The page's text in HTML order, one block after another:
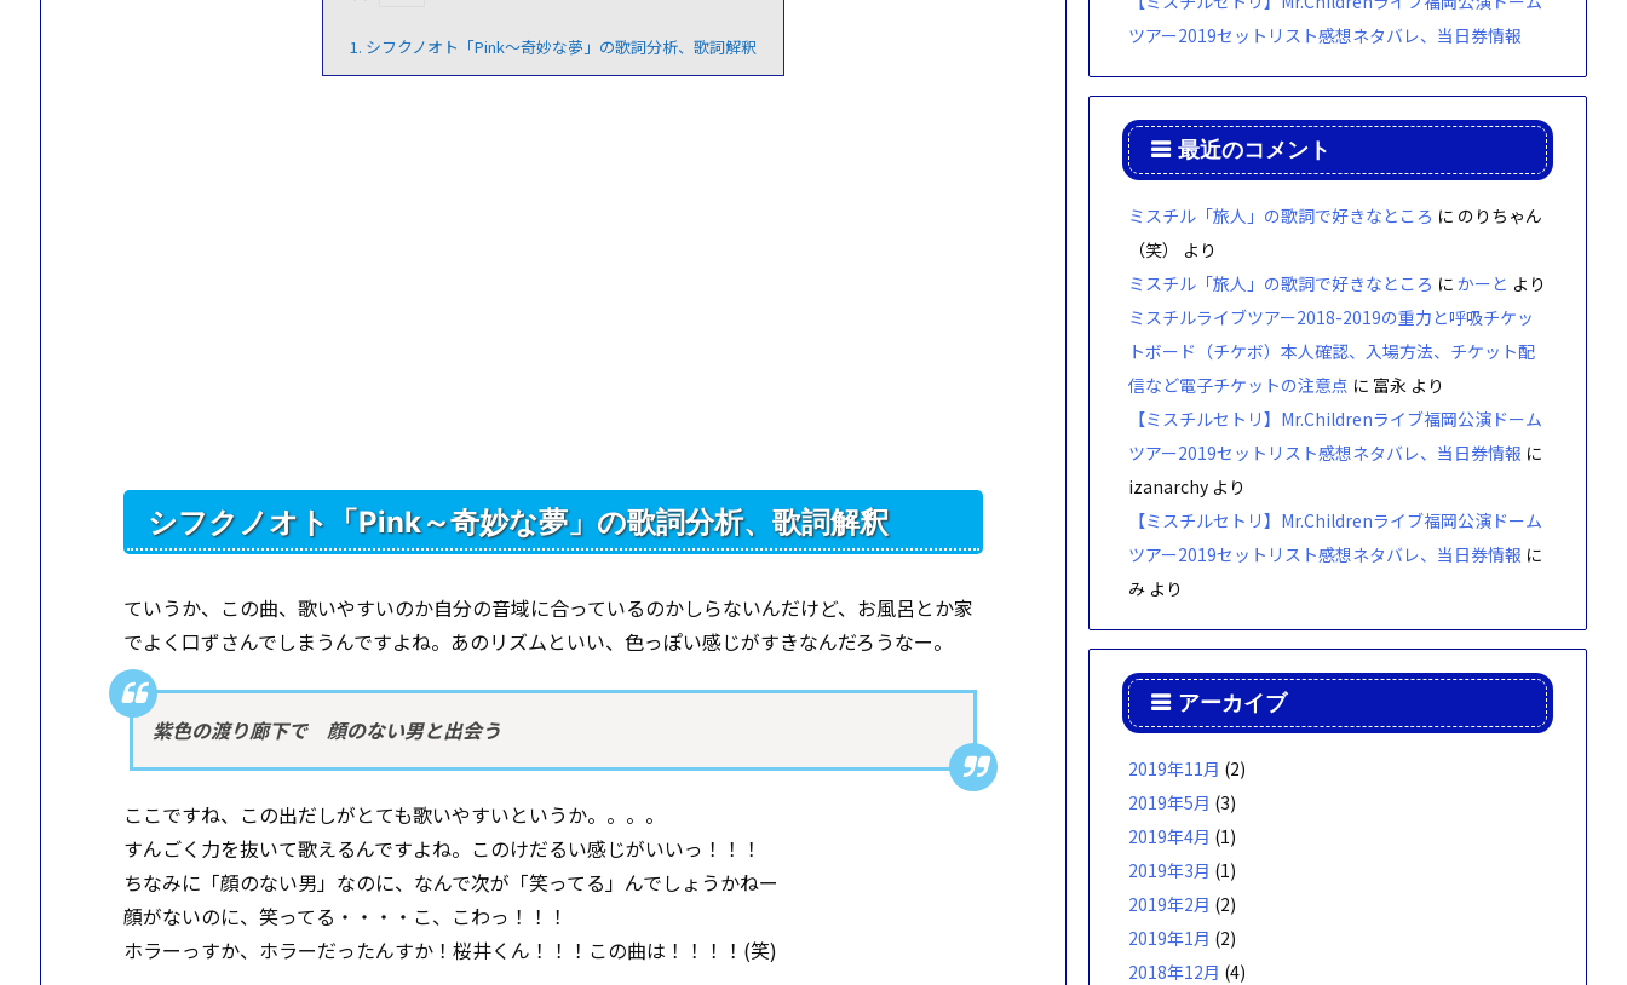
1. シフクノオト「Pink～奇妙な夢」の歌詞分析、歌詞解釈
シフクノオト「Pink～奇妙な夢」の歌詞分析、歌詞解釈
ていうか、この曲、歌いやすいのか自分の音域に合っているのかしらないんだけど、お風呂とか家
でよく口ずさんでしまうんですよね。あのリズムといい、色っぽい感じがすきなんだろうなー。
紫色の渡り廊下で 顔のない男と出会う
ここですね、この出だしがとても歌いやすいというか。。。。
すんごく力を抜いて歌えるんですよね。このけだるい感じがいいっ！！！
ちなみに「顔のない男」なのに、なんで次が「笑ってる」んでしょうかねー
顔がないのに、笑ってる・・・・こ、こわっ！！！
ホラーっすか、ホラーだったんすか！桜井くん！！！この曲は！！！！(笑)
ツアー2019セットリスト感想ネタバレ、当日券情報
最近のコメント
ミスチル「旅人」の歌詞で好きなところ に のりちゃん
（笑）
より
ミスチル「旅人」の歌詞で好きなところ に かーと より
ミスチルライブツアー2018-2019の重力と呼吸チケッ
トボード（チケボ）本人確認、入場方法、チケット配
信など電子チケットの注意点 に 富永 より
【ミスチルセトリ】Mr.Childrenライブ福岡公演ドーム
ツアー2019セットリスト感想ネタバレ、当日券情報 に
izanarchy より
【ミスチルセトリ】Mr.Childrenライブ福岡公演ドーム
ツアー2019セットリスト感想ネタバレ、当日券情報 に
み より
アーカイブ
2019年11月 (2)
2019年5月 (3)
2019年4月 (1)
2019年3月 (1)
2019年2月 (2)
2019年1月 (2)
2018年12月 (4)